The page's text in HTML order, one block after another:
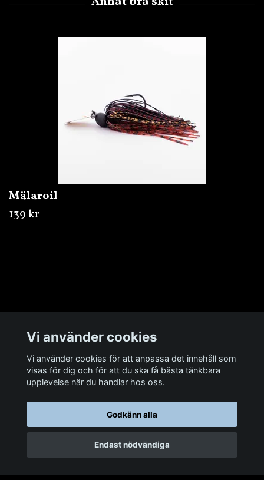
Mälaroil
139 kr
Övrigt
Sociala medier
© 2026 Man Cave Baits
Vi använder cookies
Vi använder cookies för att anpassa det innehåll som
visas för dig och för att du ska få bästa tänkbara
upplevelse när du handlar hos oss.
Godkänn alla
Endast nödvändiga